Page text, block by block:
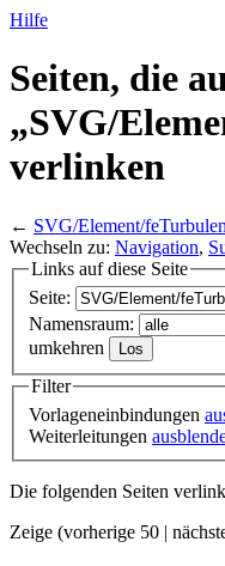
Hilfe
Seiten, die
„SVG/
verlinken
← SVG/Element/
Wechseln zu: Navigation,
Links auf diese Seite
Seite:
Namensraum:
umkehren
Filter
Vorlageneinbindungen
Weiterleitungen
Die folgenden Seiten
Zeige (vorherige 50 |